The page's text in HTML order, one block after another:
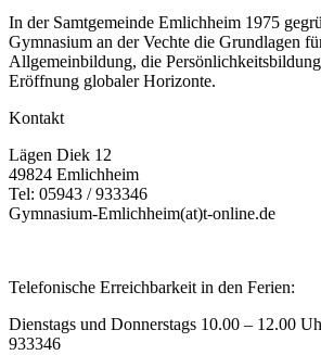
In der Samtgemeinde Emlichheim 1975
Gymnasium an der Vechte die Grundlagen
Allgemeinbildung, die
Eröffnung globaler Horizonte.
Kontakt
Lägen Diek 12
49824 Emlichheim
Tel: 05943 / 933346
Gymnasium-Emlichheim(at)t-online.de
Telefonische Erreichbarkeit in den Ferien:
Dienstags und Donnerstags 10.00 – 12.00
933346